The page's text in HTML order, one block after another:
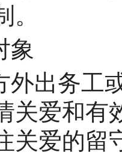
象
外出务工
关爱和有
关爱的留